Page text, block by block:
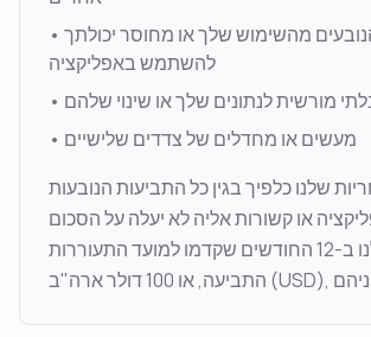
• מהשימוש שלך או מחוסר יכולתך
להשתמש באפליקציה
• מורשית לנתונים שלך או שינוי שלהם
• מעשים או מחדלים של צדדים שלישיים
שלנו כלפיך בגין כל התביעות הנובעות
או קשורות אליה לא יעלה על הסכום
ששילמת לנו ב-12 החודשים שקדמו למועד התעוררות